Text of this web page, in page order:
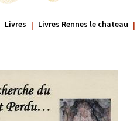
Livres Livres Rennes le chateau